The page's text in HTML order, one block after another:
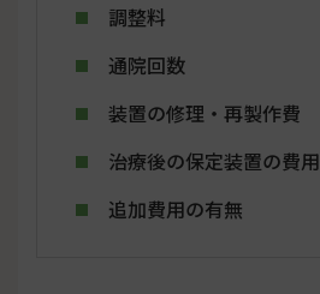
調整料
通院回数
装置の修理・再製作費
治療後の保定装置の費用
追加費用の有無